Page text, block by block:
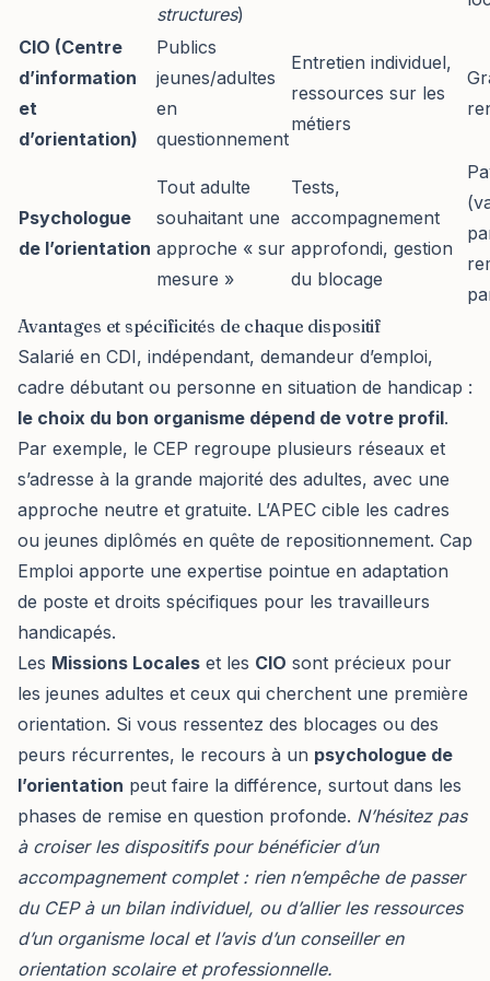
structures)
CIO (Centre
d’information
et
d’orientation)
Publics
jeunes/adultes
en
questionnement
Entretien individuel,
ressources sur les
métiers
Psychologue
de l’orientation
Tout adulte
souhaitant une
approche « sur
mesure »
Tests,
accompagnement
approfondi, gestion
du blocage
Avantages et spécificités de chaque dispositif
Salarié en CDI, indépendant, demandeur d’emploi,
cadre débutant ou personne en situation de handicap :
le choix du bon organisme dépend de votre profil.
Par exemple, le CEP regroupe plusieurs réseaux et
s’adresse à la grande majorité des adultes, avec une
approche neutre et gratuite. L’APEC cible les cadres
ou jeunes diplômés en quête de repositionnement. Cap
Emploi apporte une expertise pointue en adaptation
de poste et droits spécifiques pour les travailleurs
handicapés.
Les Missions Locales et les CIO sont précieux pour
les jeunes adultes et ceux qui cherchent une première
orientation. Si vous ressentez des blocages ou des
peurs récurrentes, le recours à un psychologue de
l’orientation peut faire la différence, surtout dans les
phases de remise en question profonde. N’hésitez pas
à croiser les dispositifs pour bénéficier d’un
accompagnement complet : rien n’empêche de passer
du CEP à un bilan individuel, ou d’allier les ressources
d’un organisme local et l’avis d’un conseiller en
orientation scolaire et professionnelle.